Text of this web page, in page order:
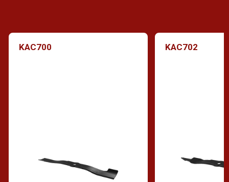
KAC700 KAC702